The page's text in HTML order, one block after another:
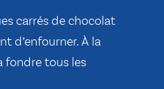
carrés de chocolat
d’enfourner. À la
fondre tous les